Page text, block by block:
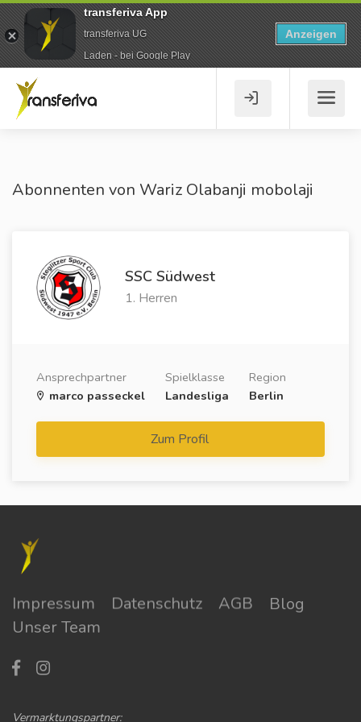
Abonnenten von Wariz Olabanji mobolaji
SSC Südwest
1. Herren
Ansprechpartner
marco passeckel
Spielklasse
Landesliga
Region
Berlin
Zum Profil
Impressum Datenschutz AGB
Blog
Unser Team
Vermarktungspartner:
transferiva App
transferiva UG
Laden - bei Google Play
Anzeigen